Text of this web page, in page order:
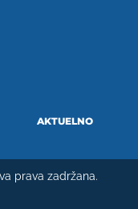
AKTUELNO
prava zadržana.